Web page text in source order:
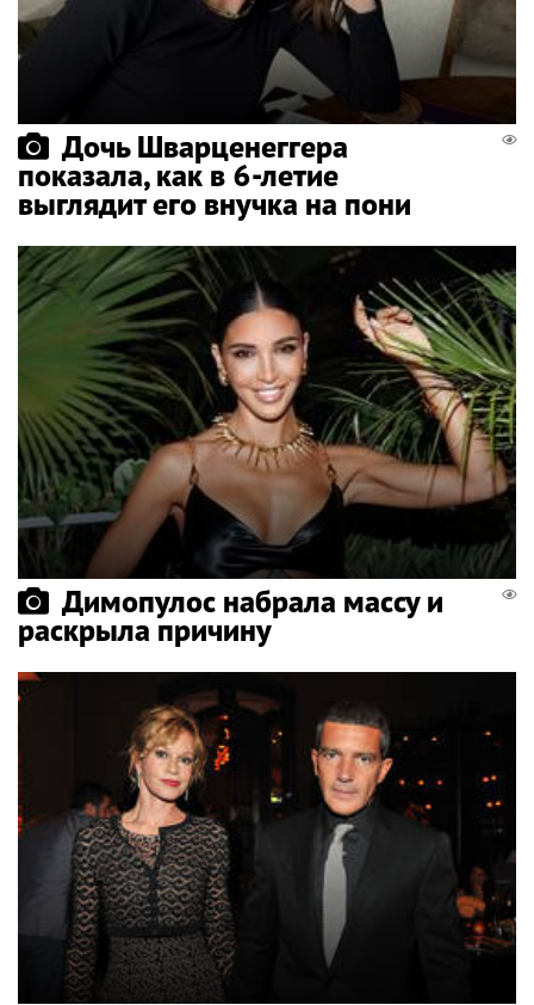
Дочь Шварценеггера
показала, как в 6-летие
выглядит его внучка на пони
Димопулос набрала массу и
раскрыла причину